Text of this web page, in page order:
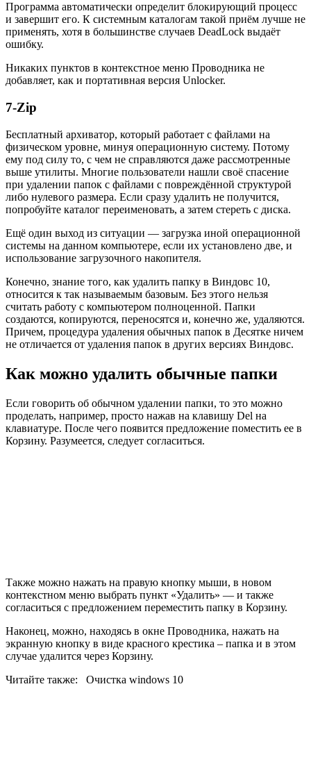
Программа автоматически определит блокирующий процесс
и завершит его. К системным каталогам такой приём лучше не
применять, хотя в большинстве случаев DeadLock выдаёт
ошибку.
Никаких пунктов в контекстное меню Проводника не
добавляет, как и портативная версия Unlocker.
7-Zip
Бесплатный архиватор, который работает с файлами на
физическом уровне, минуя операционную систему. Потому
ему под силу то, с чем не справляются даже рассмотренные
выше утилиты. Многие пользователи нашли своё спасение
при удалении папок с файлами с повреждённой структурой
либо нулевого размера. Если сразу удалить не получится,
попробуйте каталог переименовать, а затем стереть с диска.
Ещё один выход из ситуации — загрузка иной операционной
системы на данном компьютере, если их установлено две, и
использование загрузочного накопителя.
Конечно, знание того, как удалить папку в Виндовс 10,
относится к так называемым базовым. Без этого нельзя
считать работу с компьютером полноценной. Папки
создаются, копируются, переносятся и, конечно же, удаляются.
Причем, процедура удаления обычных папок в Десятке ничем
не отличается от удаления папок в других версиях Виндовс.
Как можно удалить обычные папки
Если говорить об обычном удалении папки, то это можно
проделать, например, просто нажав на клавишу Del на
клавиатуре. После чего появится предложение поместить ее в
Корзину. Разумеется, следует согласиться.
Также можно нажать на правую кнопку мыши, в новом
контекстном меню выбрать пункт «Удалить» — и также
согласиться с предложением переместить папку в Корзину.
Наконец, можно, находясь в окне Проводника, нажать на
экранную кнопку в виде красного крестика – папка и в этом
случае удалится через Корзину.
Читайте также:
Очистка windows 10